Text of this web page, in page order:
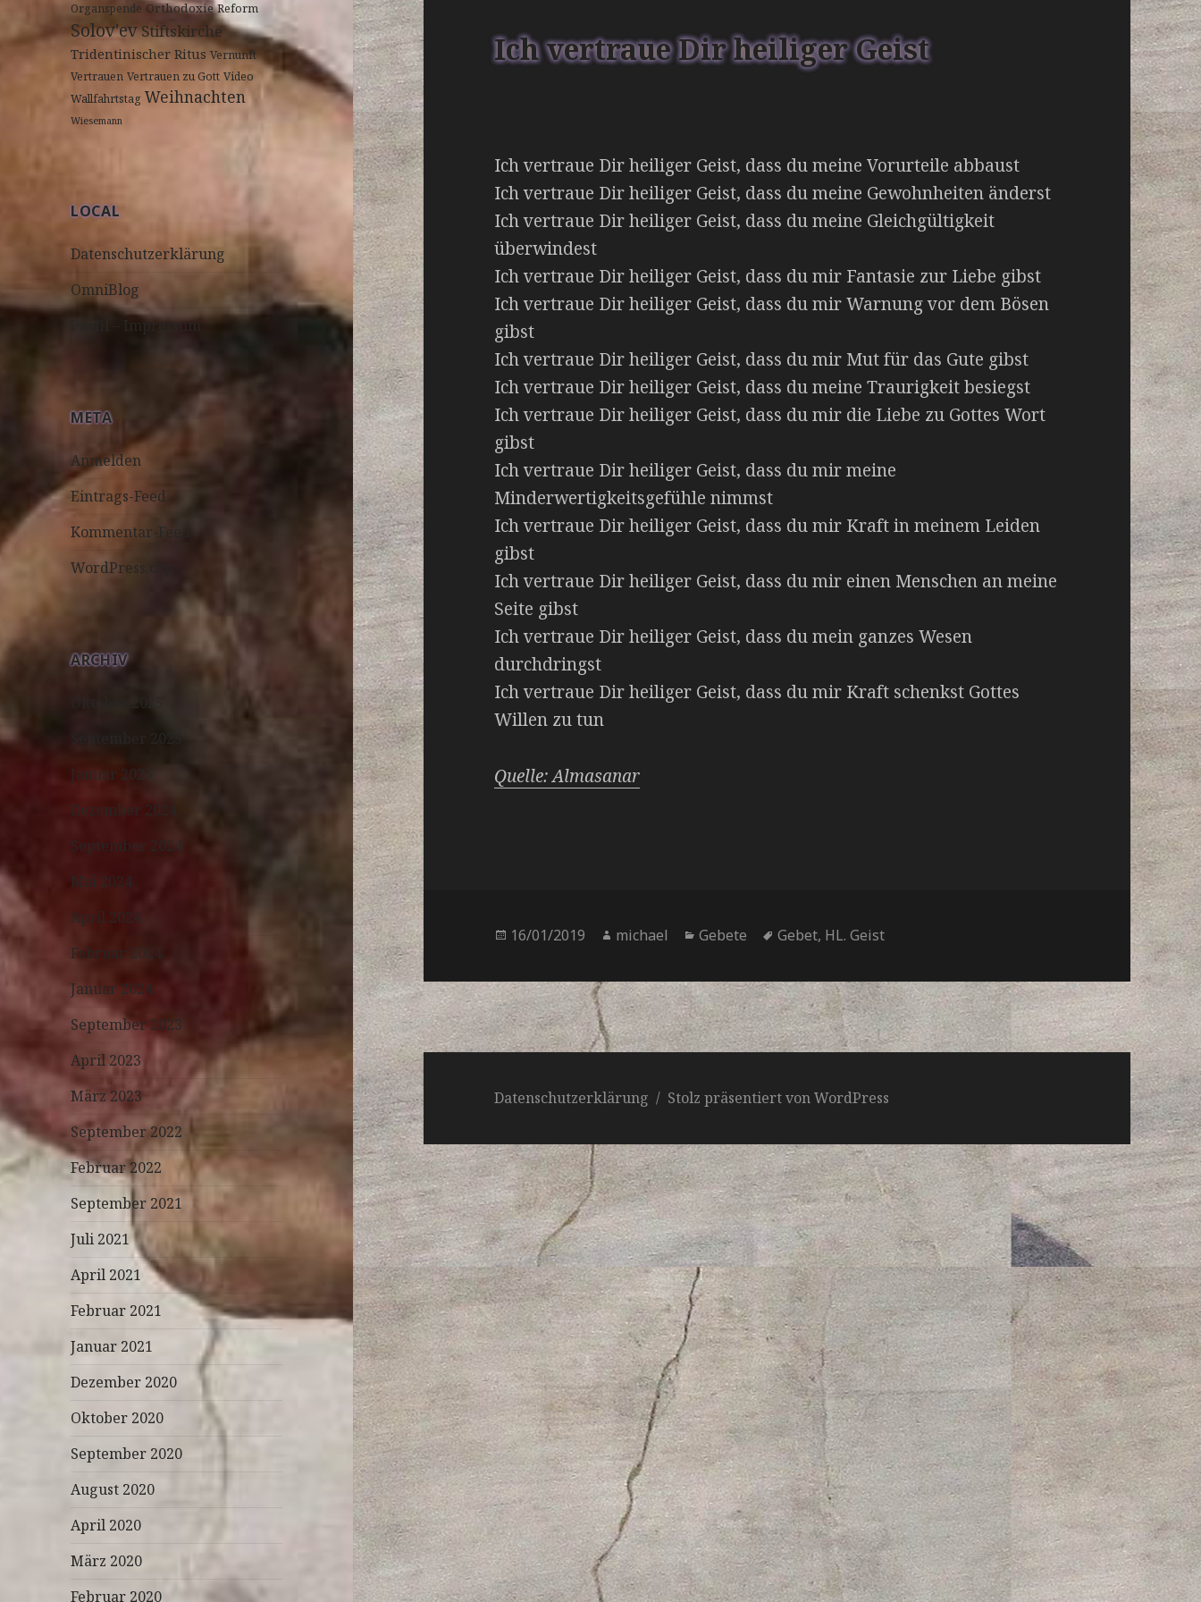
Organspende Orthodoxie Reform
Solov'evStiftskirche
Tridentinischer Ritus Vernunft
Vertrauen Vertrauen zu Gott Video
Wallfahrtstag Weihnachten
Wiesemann
LOCAL
Datenschutzerklärung
OmniBlog
Profil – Impressum
META
Anmelden
Eintrags-Feed
Kommentar-Feed
WordPress.org
ARCHIV
Oktober 2025
September 2025
Januar 2025
Dezember 2024
September 2024
Mai 2024
April 2024
Februar 2024
Januar 2024
September 2023
April 2023
März 2023
September 2022
Februar 2022
September 2021
Juli 2021
April 2021
Februar 2021
Januar 2021
Dezember 2020
Oktober 2020
September 2020
August 2020
April 2020
März 2020
Februar 2020
Ich vertraue Dir heiliger Geist
Ich vertraue Dir heiliger Geist, dass du meine Vorurteile abbaust
Ich vertraue Dir heiliger Geist, dass du meine Gewohnheiten änderst
Ich vertraue Dir heiliger Geist, dass du meine Gleichgültigkeit
überwindest
Ich vertraue Dir heiliger Geist, dass du mir Fantasie zur Liebe gibst
Ich vertraue Dir heiliger Geist, dass du mir Warnung vor dem Bösen
gibst
Ich vertraue Dir heiliger Geist, dass du mir Mut für das Gute gibst
Ich vertraue Dir heiliger Geist, dass du meine Traurigkeit besiegst
Ich vertraue Dir heiliger Geist, dass du mir die Liebe zu Gottes Wort
gibst
Ich vertraue Dir heiliger Geist, dass du mir meine
Minderwertigkeitsgefühle nimmst
Ich vertraue Dir heiliger Geist, dass du mir Kraft in meinem Leiden
gibst
Ich vertraue Dir heiliger Geist, dass du mir einen Menschen an meine
Seite gibst
Ich vertraue Dir heiliger Geist, dass du mein ganzes Wesen
durchdringst
Ich vertraue Dir heiliger Geist, dass du mir Kraft schenkst Gottes
Willen zu tun
Quelle: Almasanar
Veröffentlicht
16/01/2019 Autor
michael Kategorien
Gebete Schlagwörter
Gebet, HL. Geist
Datenschutzerklärung Stolz präsentiert von WordPress